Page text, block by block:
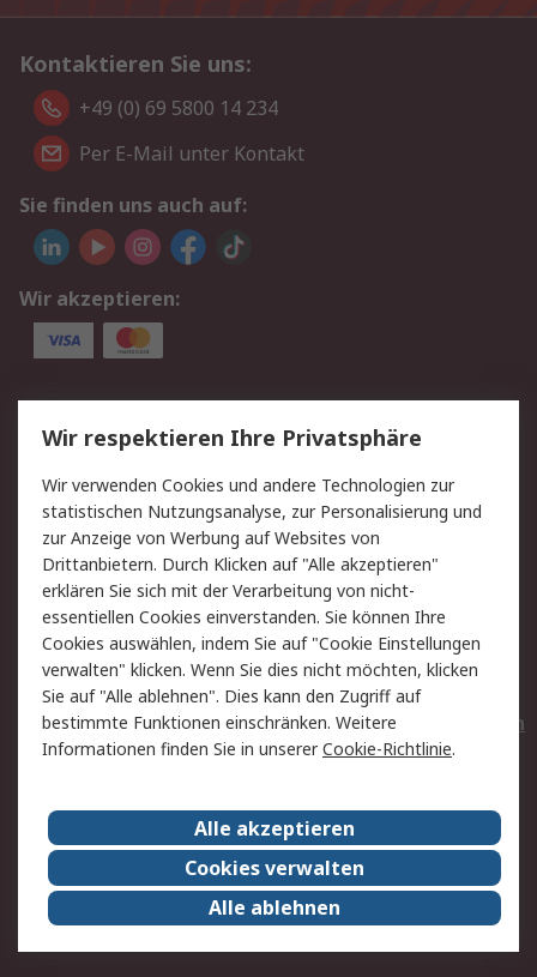
Kontaktieren Sie uns:
+49 (0) 69 5800 14 234
Per E-Mail unter Kontakt
Sie finden uns auch auf:
Wir akzeptieren:
Service
Value Added Services
Lieferlösungen
Rücksendungen
Kontakt
Hilfe
Privatkunden
Rechtliches
AGB
Datenschutz
Cookie-Richtlinie
Zahlungsbedingungen
Copyright/Impressum
Entsorgung
Elektrogeräte/Batterien
RS weltweit
Karriere bei RS
Nachhaltigkeit
Qualität/Umwelt/ZertifikatePresse-Center
Event-Center
Wir respektieren Ihre Privatsphäre
Wir verwenden Cookies und andere Technologien zur
statistischen Nutzungsanalyse, zur Personalisierung und
zur Anzeige von Werbung auf Websites von
Drittanbietern. Durch Klicken auf "Alle akzeptieren"
erklären Sie sich mit der Verarbeitung von nicht-
essentiellen Cookies einverstanden. Sie können Ihre
Cookies auswählen, indem Sie auf "Cookie Einstellungen
verwalten" klicken. Wenn Sie dies nicht möchten, klicken
Sie auf "Alle ablehnen". Dies kann den Zugriff auf
bestimmte Funktionen einschränken. Weitere
Informationen finden Sie in unsererCookie-Richtlinie.
Alle akzeptieren
Cookies verwalten
Alle ablehnen